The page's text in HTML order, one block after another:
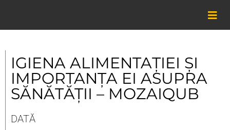
content
IGIENA ALIMENTAȚIEI ŞI
IMPORTANȚA EI ASUPRA
SĂNĂTĂȚII – MOZAIQUB
DATĂ